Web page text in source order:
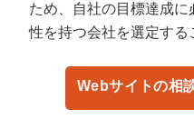
ため、自社の目標達成
性を持つ会社を選定する
Webサイトの相